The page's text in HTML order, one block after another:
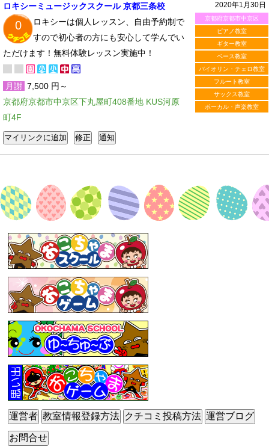
2020年1月30日
京都府京都市中京区
ピアノ教室
ギター教室
ベース教室
バイオリン・チェロ教室
フルート教室
サックス教室
ボーカル・声楽教室
ロキシーミュージックスクール 京都三条校
0
ロキシーは個人レッスン、自由予約制で
すので初心者の方にも安心して学んでい
ただけます！無料体験レッスン実施中！
月謝 7,500 円～
京都府京都市中京区下丸屋町408番地 KUS河原
町4F